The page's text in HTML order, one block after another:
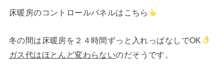
床暖房のコントロールパネルはこちら
冬の間は床暖房を２４時間ずっと入れっぱなしでOK
ガス代はほとんど変わらないのだそうです。